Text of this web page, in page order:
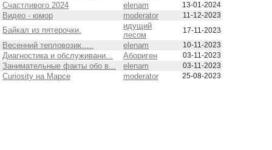
Счастливого 2024 elenam 13-01-2024
Видео - юмор moderator 11-12-2023
Байкал из пятерочки.
идущий
лесом
17-11-2023
Весенний тепловозик..... elenam 10-11-2023
Диагностика и обслуживани... Абориген 03-11-2023
Занимательные факты обо в... elenam 03-11-2023
Curiosity на Марсе moderator 25-08-2023